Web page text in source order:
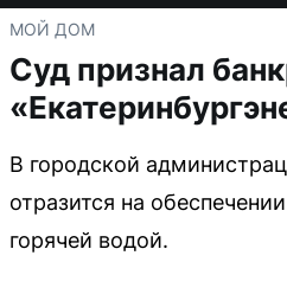
МОЙ ДОМ
Суд признал
В городской
отразится на
горячей водой.